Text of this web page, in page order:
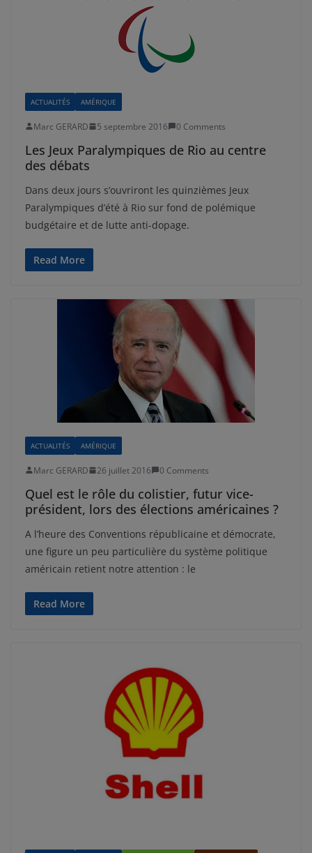
ACTUALITÉS AMÉRIQUE
Marc GERARD 5 septembre 2016 0 Comments
Les Jeux Paralympiques de Rio au centre
des débats
Dans deux jours s’ouvriront les quinzièmes Jeux
Paralympiques d’été à Rio sur fond de polémique
budgétaire et de lutte anti-dopage.
Read More
ACTUALITÉS AMÉRIQUE
Marc GERARD 26 juillet 2016 0 Comments
Quel est le rôle du colistier, futur vice-
président, lors des élections américaines ?
A l’heure des Conventions républicaine et démocrate,
une figure un peu particulière du système politique
américain retient notre attention : le
Read More